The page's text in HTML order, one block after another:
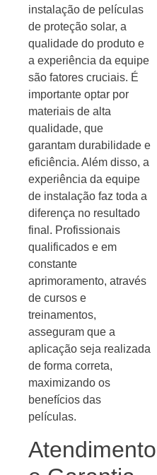
instalação de películas
de proteção solar, a
qualidade do produto e
a experiência da equipe
são fatores cruciais. É
importante optar por
materiais de alta
qualidade, que
garantam durabilidade e
eficiência. Além disso, a
experiência da equipe
de instalação faz toda a
diferença no resultado
final. Profissionais
qualificados e em
constante
aprimoramento, através
de cursos e
treinamentos,
asseguram que a
aplicação seja realizada
de forma correta,
maximizando os
benefícios das
películas.
Atendimento